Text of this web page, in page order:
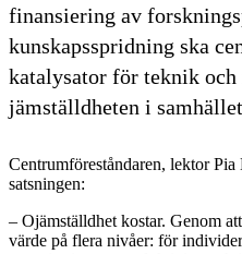
finansiering av
kunskapsspridning ska
katalysator för teknik
jämställdheten i
Centrumföreståndaren, lektor
satsningen:
– Ojämställdhet kostar. Genom
värde på flera nivåer: för